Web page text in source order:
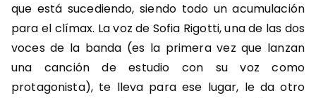
que está sucediendo, siendo todo un acumulación
para el clímax. La voz de Sofia Rigotti, una de las dos
voces de la banda (es la primera vez que lanzan
una canción de estudio con su voz como
protagonista), te lleva para ese lugar, le da otro